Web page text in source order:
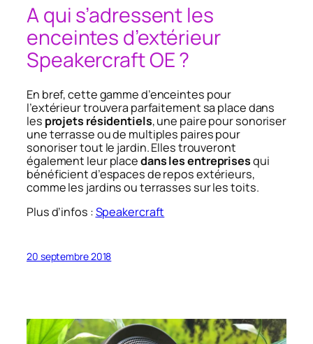
A qui s’adressent les
enceintes d’extérieur
Speakercraft OE ?
En bref, cette gamme d’enceintes pour
l’extérieur trouvera parfaitement sa place dans
les projets résidentiels, une paire pour sonoriser
une terrasse ou de multiples paires pour
sonoriser tout le jardin. Elles trouveront
également leur placedans les entreprisesqui
bénéficient d’espaces de repos extérieurs,
comme les jardins ou terrasses sur les toits.
Plus d’infos :Speakercraft
20 septembre 2018